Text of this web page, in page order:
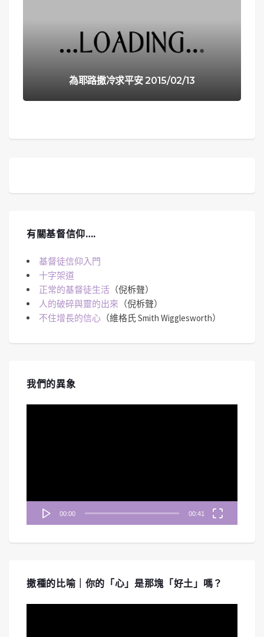
為耶路撒冷求平安 2015/02/13
有關基督信仰….
基督徒信仰入門
十字架道
正常的基督徒生活 （倪柝聲）
人的破碎與靈的出來 （倪柝聲）
不住增長的信心 （維格氏 Smith Wigglesworth）
我們的異象
00:00 00:41
撒種的比喻｜你的「心」是那塊「好土」嗎？